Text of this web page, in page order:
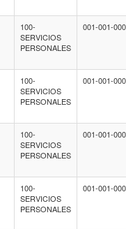
100-
SERVICIOS
PERSONALES
001-001-
100-
SERVICIOS
PERSONALES
001-001-
100-
SERVICIOS
PERSONALES
001-001-
100-
SERVICIOS
PERSONALES
001-001-